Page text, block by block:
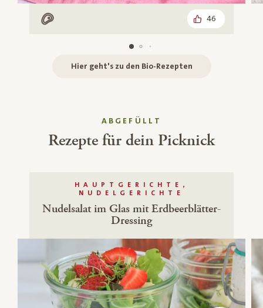
Mit Fleisch 46
Hier geht's zu den Bio-Rezepten
ABGEFÜLLT
Rezepte für dein Picknick
HAUPTGERICHTE,
NUDELGERICHTE
Nudelsalat im Glas mit Erdbeerblätter-
Dressing